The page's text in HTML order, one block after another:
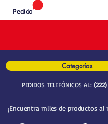
Categorías
PEDIDOS TELEFÓNICOS AL:
¡Encuentra miles de productos al
Pedido